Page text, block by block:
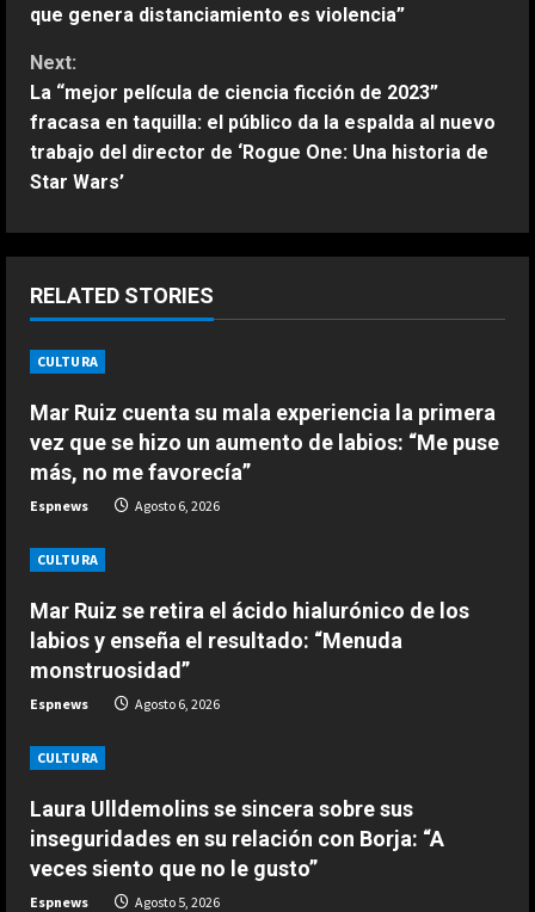
n
t
i
n
u
e
R
e
a
d
n
g
que genera distanciamiento es violencia”
Next:
La “mejor película de ciencia ficción de 2023”
fracasa en taquilla: el público da la espalda al nuevo
trabajo del director de ‘Rogue One: Una historia de
Star Wars’
RELATED STORIES
CULTURA
Mar Ruiz cuenta su mala experiencia la primera
vez que se hizo un aumento de labios: “Me puse
más, no me favorecía”
Espnews Agosto 6, 2026
CULTURA
Mar Ruiz se retira el ácido hialurónico de los
labios y enseña el resultado: “Menuda
monstruosidad”
Espnews Agosto 6, 2026
CULTURA
Laura Ulldemolins se sincera sobre sus
inseguridades en su relación con Borja: “A
veces siento que no le gusto”
Espnews Agosto 5, 2026
2
Fin al culebrón Vinicius: el brasileño
renueva con el Real Madrid hasta
2032
3
Estado”: “El Gobierno de España
tiene la obligación de negociar”
ESPAÑA
ESPAÑA
Historia de un Mundial tripartito: de
España y Portugal hasta la suma de